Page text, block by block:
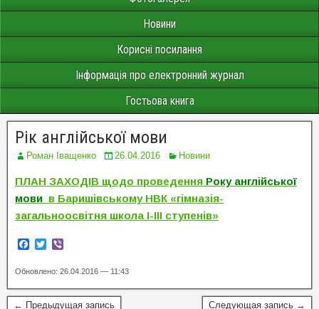
Новини
Корисні посилання
Інформація про електронний журнал
Гостьова книга
Рік англійської мови
Роман Іващенко 26.04.2016 Новини
ПЛАН ЗАХОДІВ щодо проведення Року англійської
мови в Баришівському НВК «гімназія-
загальноосвітня школа І-ІІІ ступенів»
F
e
b
o
T
t
t
e
b
e
r
Обновлено: 26.04.2016 — 11:43
← Предыдущая запись Следующая запись →